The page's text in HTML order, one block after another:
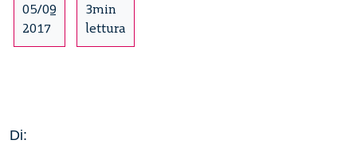
05/09
2017
3min
lettura
Di: